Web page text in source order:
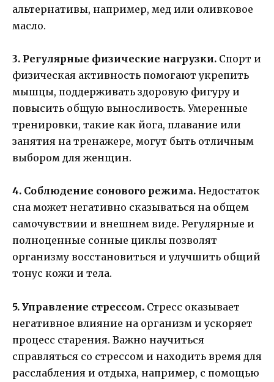
альтернативы, например, мед или оливковое
масло.
3. Регулярные физические нагрузки. Спорт и
физическая активность помогают укрепить
мышцы, поддерживать здоровую фигуру и
повысить общую выносливость. Умеренные
тренировки, такие как йога, плавание или
занятия на тренажере, могут быть отличным
выбором для женщин.
4. Соблюдение сонового режима. Недостаток
сна может негативно сказываться на общем
самочувствии и внешнем виде. Регулярные и
полноценные сонные циклы позволят
организму восстановиться и улучшить общий
тонус кожи и тела.
5. Управление стрессом. Стресс оказывает
негативное влияние на организм и ускоряет
процесс старения. Важно научиться
справляться со стрессом и находить время для
расслабления и отдыха, например, с помощью